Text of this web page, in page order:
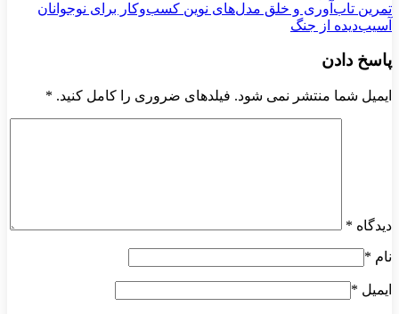
تمرین تاب‌آوری و خلق مدل‌های نوین کسب‌وکار برای نوجوانان
آسیب‌دیده از جنگ
پاسخ دادن
ایمیل شما منتشر نمی شود. فیلدهای ضروری را کامل کنید. *
دیدگاه *
نام *
ایمیل *